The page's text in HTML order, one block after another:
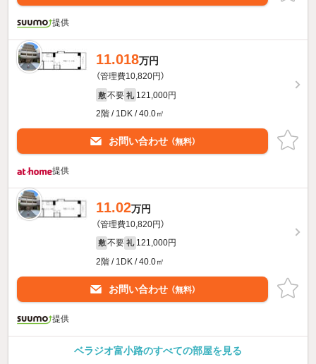
提供
11.018万円
（管理費10,820円）
敷 不要 礼 121,000円
2階 / 1DK / 40.0㎡
お問い合わせ （無料）
提供
11.02万円
（管理費10,820円）
敷 不要 礼 121,000円
2階 / 1DK / 40.0㎡
お問い合わせ （無料）
提供
ベラジオ富小路のすべての部屋を見る